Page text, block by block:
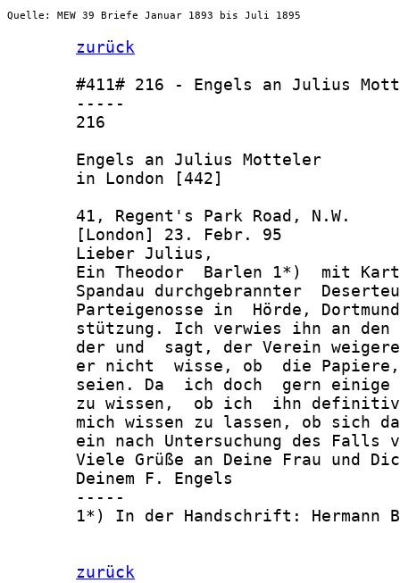
Quelle: MEW 39 Briefe Januar 1893 bis Juli 1895
zurück
#411# 216 - Engels an Julius
       -----
       216
       Engels an Julius Motteler
       in London [442]
       41, Regent's Park Road, N.W.
       [London] 23. Febr. 95
       Lieber Julius,
Ein Theodor  Barlen 1*)  mit
Spandau durchgebrannter
Parteigenosse in  Hörde,
stützung. Ich verwies ihn an
der und  sagt, der Verein
er nicht  wisse, ob  die
seien. Da  ich doch  gern
zu wissen,  ob ich  ihn
mich wissen zu lassen, ob sich
ein nach Untersuchung des Falls
Viele Grüße an Deine Frau und
       Deinem F. Engels
       -----
1*) In der Handschrift: Hermann
zurück